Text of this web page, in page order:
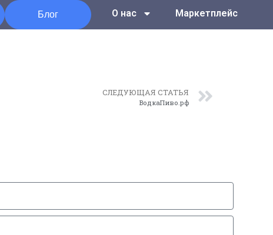
Блог О нас Маркетплейс
СЛЕДУЮЩАЯ СТАТЬЯ
ВодкаПиво.рф